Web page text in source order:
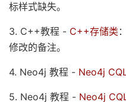
标样式缺失。
3. C++教程 - C++存储类
修改的备注。
4. Neo4j 教程 - Neo4j
5. Neo4j 教程 - Neo4j